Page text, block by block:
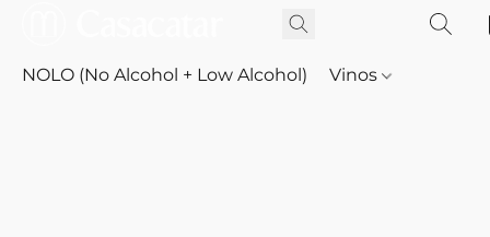
NOLO (No Alcohol + Low Alcohol) Vinos